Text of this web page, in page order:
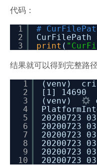
代码：
1
2
3
#
CurFilePath
print (
结果就可以得到完整路
1
2
3
4
5
6
7
8
9
10
(venv)
[1] 14690
(venv)
20200723
20200723
20200723
20200723
20200723
20200723